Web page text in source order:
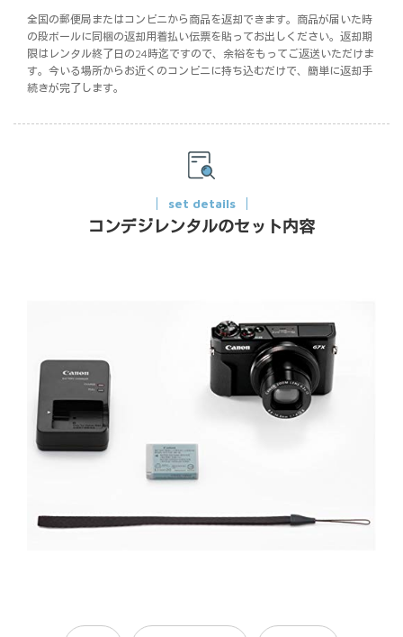
全国の郵便局またはコンビニから商品を返却できます。商品が届いた時
の段ボールに同梱の返却用着払い伝票を貼ってお出しください。返却期
限はレンタル終了日の24時迄ですので、余裕をもってご返送いただけま
す。今いる場所からお近くのコンビニに持ち込むだけで、簡単に返却手
続きが完了します。
set details
コンデジレンタルのセット内容